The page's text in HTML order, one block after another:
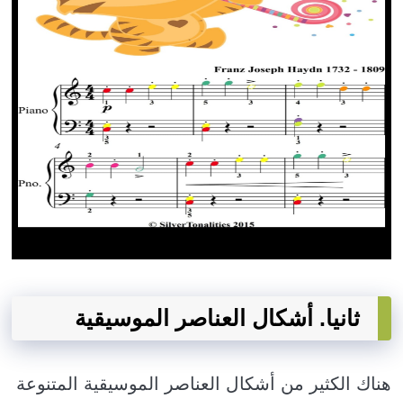
ثانيا. أشكال العناصر الموسيقية
هناك الكثير من أشكال العناصر الموسيقية المتنوعة